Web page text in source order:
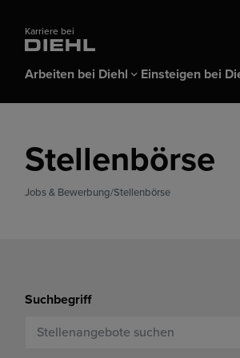
Karriere bei
Arbeiten bei Diehl
Arbeiten bei Diehl
Alles über Diehl
Karrieremessen & Events
Einsteigen bei
Einsteigen bei Diehl
Azubis & Schüler
Ausbildung
Jobs & Bewerbung
Stellenbörse
Bewerbungstipps FAQ
Stellenbörse
Jobs & Bewerbung Stellenbörse
Suchbegriff